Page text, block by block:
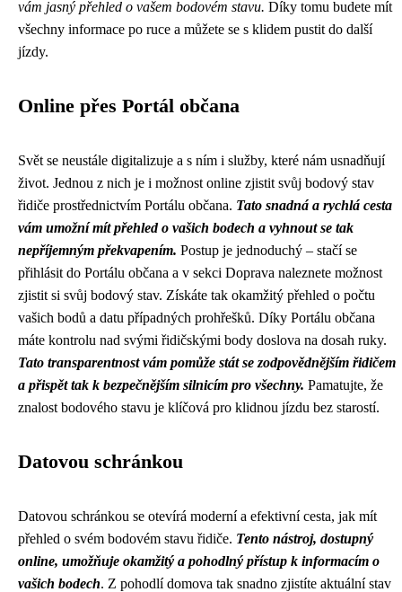
vám jasný přehled o vašem bodovém stavu. Díky tomu budete mít
všechny informace po ruce a můžete se s klidem pustit do další
jízdy.
Online přes Portál občana
Svět se neustále digitalizuje a s ním i služby, které nám usnadňují
život. Jednou z nich je i možnost online zjistit svůj bodový stav
řidiče prostřednictvím Portálu občana. Tato snadná a rychlá cesta
vám umožní mít přehled o vašich bodech a vyhnout se tak
nepříjemným překvapením. Postup je jednoduchý – stačí se
přihlásit do Portálu občana a v sekci Doprava naleznete možnost
zjistit si svůj bodový stav. Získáte tak okamžitý přehled o počtu
vašich bodů a datu případných prohřešků. Díky Portálu občana
máte kontrolu nad svými řidičskými body doslova na dosah ruky.
Tato transparentnost vám pomůže stát se zodpovědnějším řidičem
a přispět tak k bezpečnějším silnicím pro všechny. Pamatujte, že
znalost bodového stavu je klíčová pro klidnou jízdu bez starostí.
Datovou schránkou
Datovou schránkou se otevírá moderní a efektivní cesta, jak mít
přehled o svém bodovém stavu řidiče. Tento nástroj, dostupný
online, umožňuje okamžitý a pohodlný přístup k informacím o
vašich bodech. Z pohodlí domova tak snadno zjistíte aktuální stav